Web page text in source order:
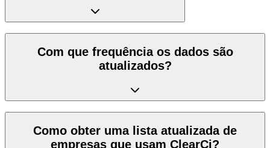
Com que frequência os dados são
atualizados?
Como obter uma lista atualizada de
empresas que usam ClearCi?